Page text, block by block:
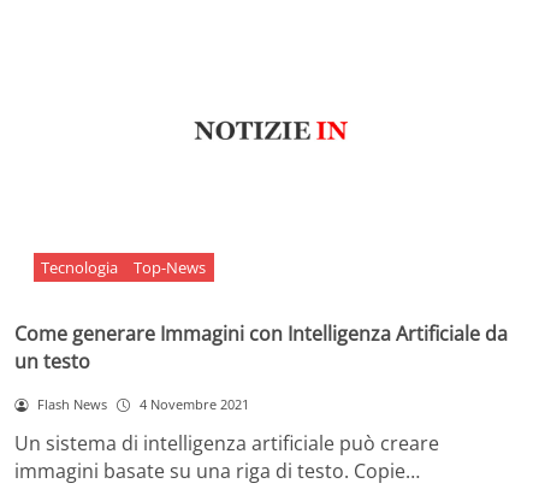
Tecnologia Top-News
Come generare Immagini con Intelligenza Artificiale da
un testo
Flash News 4 Novembre 2021
Un sistema di intelligenza artificiale può creare
immagini basate su una riga di testo. Copie…